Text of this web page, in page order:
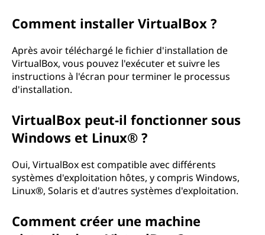
Comment installer VirtualBox ?
Après avoir téléchargé le fichier d'installation de
VirtualBox, vous pouvez l'exécuter et suivre les
instructions à l'écran pour terminer le processus
d'installation.
VirtualBox peut-il fonctionner sous
Windows et Linux® ?
Oui, VirtualBox est compatible avec différents
systèmes d'exploitation hôtes, y compris Windows,
Linux®, Solaris et d'autres systèmes d'exploitation.
Comment créer une machine